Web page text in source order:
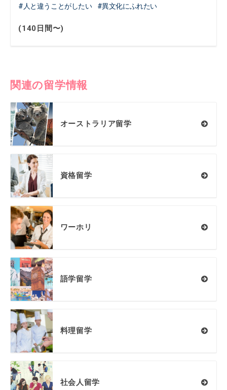
人と違うことがしたい 異文化にふれたい
(140日間〜)
関連の留学情報
オーストラリア留学
資格留学
ワーホリ
語学留学
料理留学
社会人留学